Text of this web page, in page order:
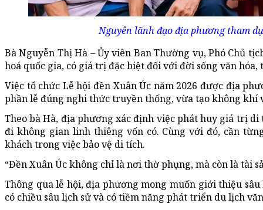
Nguyên lãnh đạo địa phương tham
Bà Nguyễn Thị Hà – Ủy viên Ban Thường vụ, Phó Chủ
hoá quốc gia, có giá trị đặc biệt đối với đời sống văn
Việc tổ chức Lễ hội đền Xuân Úc năm 2026 được địa
phần lễ đúng nghi thức truyền thống, vừa tạo không khí
Theo bà Hà, địa phương xác định việc phát huy giá trị
đi không gian linh thiêng vốn có. Cùng với đó, cần
khách trong việc bảo vệ di tích.
“ĐềnXuân Úc không chỉ là nơi thờ phụng, mà còn là tài
Thông qua lễ hội, địa phương mong muốn giới thiệu
có chiều sâu lịch sử và có tiềm năng phát triển du lịch